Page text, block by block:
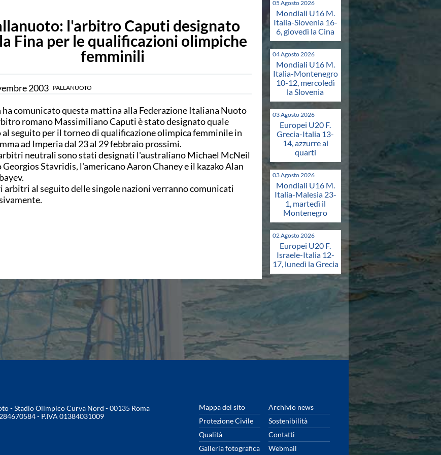
l'arbitro Caputi designato
Fina per le qualificazioni olimpiche
femminili
2003 PALLANUOTO
ha comunicato questa mattina alla Federazione Italiana Nuoto
romano Massimiliano Caputi è stato designato quale
seguito per il torneo di qualificazione olimpica femminile in
ad Imperia dal 23 al 29 febbraio prossimi.
neutrali sono stati designati l'australiano Michael McNeil
Georgios Stavridis, l'americano Aaron Chaney e il kazako Alan
arbitri al seguito delle singole nazioni verranno comunicati
05 Agosto 2026
Mondiali U16 M.
Italia-Slovenia 16-
6, giovedì la Cina
04 Agosto 2026
Mondiali U16 M.
Italia-Montenegro
10-12, mercoledì
la Slovenia
03 Agosto 2026
Europei U20 F.
Grecia-Italia 13-
14, azzurre ai
quarti
03 Agosto 2026
Mondiali U16 M.
Italia-Malesia 23-
1, martedì il
Montenegro
02 Agosto 2026
Europei U20 F.
Israele-Italia 12-
17, lunedì la Grecia
- Stadio Olimpico Curva Nord - 00135 Roma
- P.IVA 01384031009
Mappa del sito
Archivio news
Protezione Civile
Sostenibilità
Qualità
Contatti
Galleria fotografica
Webmail